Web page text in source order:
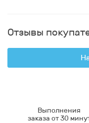
Отзывы
Выполнения
заказа от 30